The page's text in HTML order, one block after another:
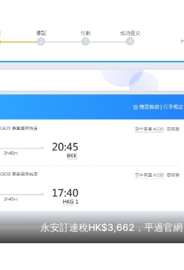
永安訂連稅HK$3,662，平過官網